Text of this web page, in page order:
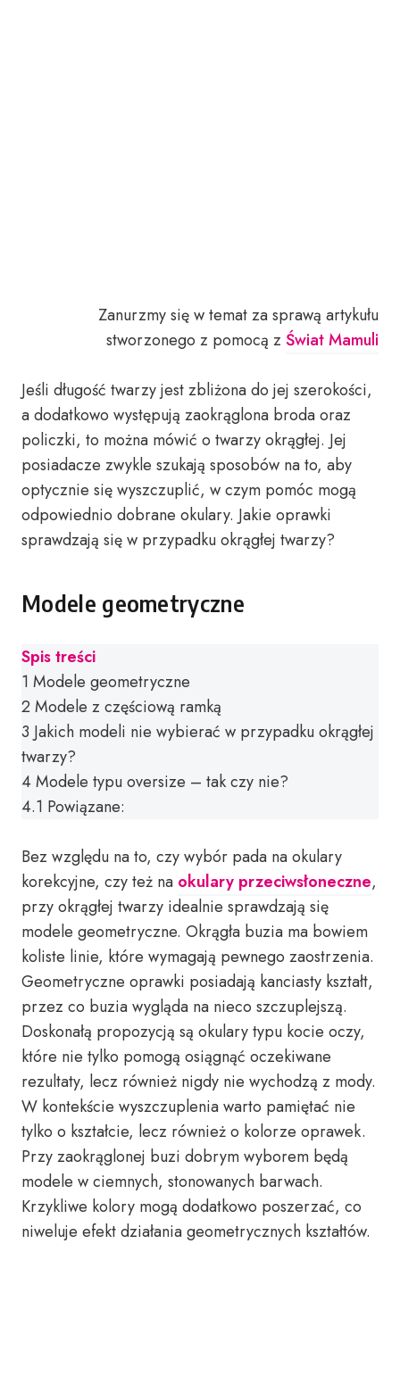
Zanurzmy się w temat za sprawą artykułu
stworzonego z pomocą z Świat Mamuli
Jeśli długość twarzy jest zbliżona do jej szerokości,
a dodatkowo występują zaokrąglona broda oraz
policzki, to można mówić o twarzy okrągłej. Jej
posiadacze zwykle szukają sposobów na to, aby
optycznie się wyszczuplić, w czym pomóc mogą
odpowiednio dobrane okulary. Jakie oprawki
sprawdzają się w przypadku okrągłej twarzy?
Modele geometryczne
Spis treści
1 Modele geometryczne
2Modele z częściową ramką
3 Jakich modeli nie wybierać w przypadku okrągłej
twarzy?
4Modele typu oversize – tak czy nie?
4.1 Powiązane:
Bez względu na to, czy wybór pada na okulary
korekcyjne, czy też na okulary przeciwsłoneczne,
przy okrągłej twarzy idealnie sprawdzają się
modele geometryczne. Okrągła buzia ma bowiem
koliste linie, które wymagają pewnego zaostrzenia.
Geometryczne oprawki posiadają kanciasty kształt,
przez co buzia wygląda na nieco szczuplejszą.
Doskonałą propozycją są okulary typu kocie oczy,
które nie tylko pomogą osiągnąć oczekiwane
rezultaty, lecz również nigdy nie wychodzą z mody.
W kontekście wyszczuplenia warto pamiętać nie
tylko o kształcie, lecz również o kolorze oprawek.
Przy zaokrąglonej buzi dobrym wyborem będą
modele w ciemnych, stonowanych barwach.
Krzykliwe kolory mogą dodatkowo poszerzać, co
niweluje efekt działania geometrycznych kształtów.